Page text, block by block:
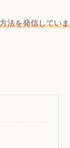
法を発信していま